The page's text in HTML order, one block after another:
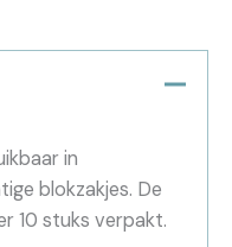
in
blokzakjes. De
10 stuks verpakt.